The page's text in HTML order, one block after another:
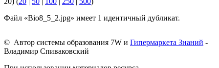
Файл «Bio8_5_2.jpg» имеет 1 идентичный дубликат.
© Автор системы образования 7W и Гипермаркета Знаний -
Владимир Спиваковский